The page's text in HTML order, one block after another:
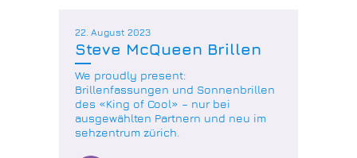
22. August 2023
Steve McQueen Brillen
We proudly present:
Brillenfassungen und Sonnenbrillen
des «King of Cool» – nur bei
ausgewählten Partnern und neu im
sehzentrum zürich.